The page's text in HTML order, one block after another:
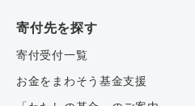
寄付先を探す
寄付受付一覧
お金をまわそう基金支援